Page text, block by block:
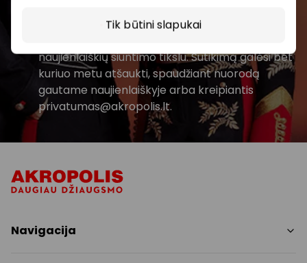
Tik būtini slapukai
PPC AKROPOLIS naujienas. Dėl to AKROPOLIS
naujienlaiškių siuntimo tikslu. Sutikimą galėsi bet
kuriuo metu atšaukti, spaudžiant nuorodą
gautame naujienlaiškyje arba kreipiantis
privatumas@akropolis.lt.
Navigacija